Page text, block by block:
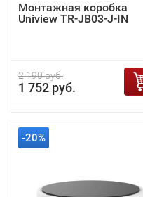
Монтажная коробка
Uniview TR-JB03-J-IN
2 190 руб.
1 752 руб.
-20%